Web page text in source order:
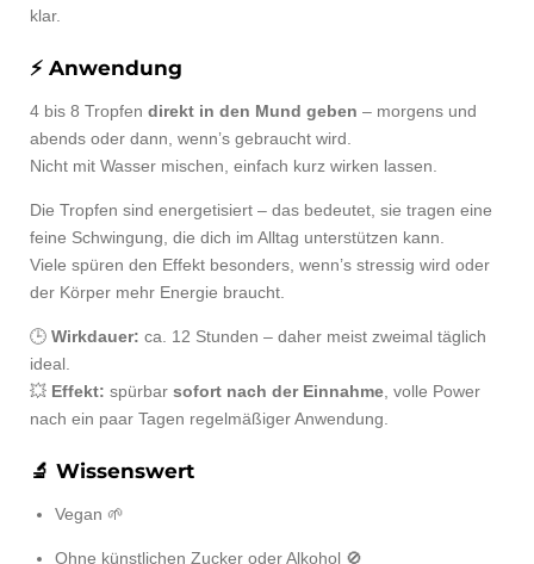
klar.
⚡ Anwendung
4 bis 8 Tropfen direkt in den Mund geben – morgens und
abends oder dann, wenn’s gebraucht wird.
Nicht mit Wasser mischen, einfach kurz wirken lassen.
Die Tropfen sind energetisiert – das bedeutet, sie tragen eine
feine Schwingung, die dich im Alltag unterstützen kann.
Viele spüren den Effekt besonders, wenn’s stressig wird oder
der Körper mehr Energie braucht.
🕒 Wirkdauer: ca. 12 Stunden – daher meist zweimal täglich
ideal.
💥 Effekt: spürbar sofort nach der Einnahme, volle Power
nach ein paar Tagen regelmäßiger Anwendung.
🔬 Wissenswert
Vegan 🌱
Ohne künstlichen Zucker oder Alkohol 🚫